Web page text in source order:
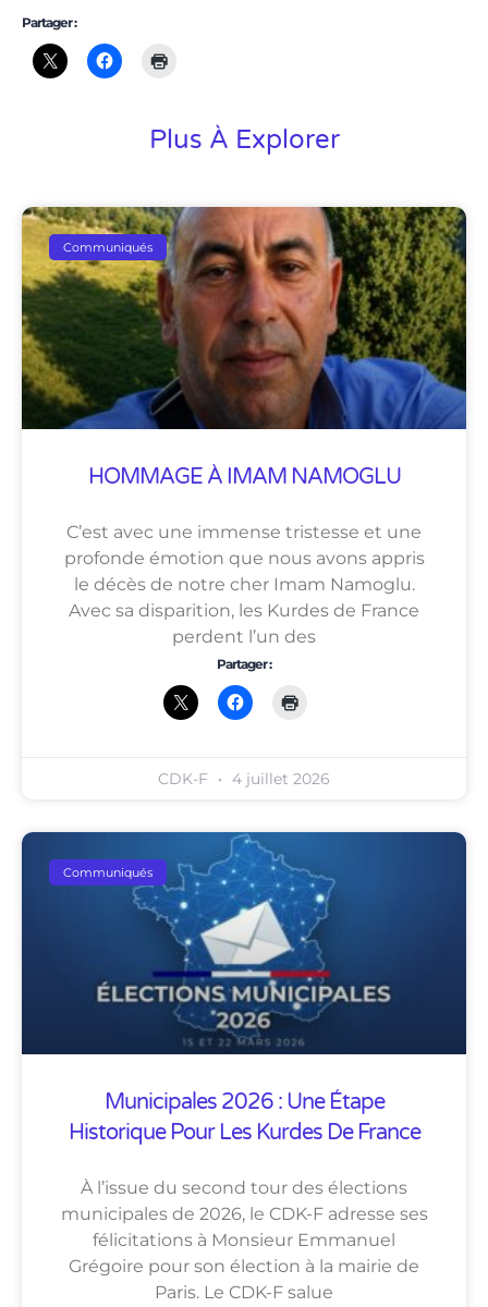
Partager :
Plus À Explorer
Communiqués
HOMMAGE À IMAM NAMOGLU
C’est avec une immense tristesse et une
profonde émotion que nous avons appris
le décès de notre cher Imam Namoglu.
Avec sa disparition, les Kurdes de France
perdent l’un des
Partager :
CDK-F 4 juillet 2026
Communiqués
Municipales 2026 : Une Étape
Historique Pour Les Kurdes De France
À l’issue du second tour des élections
municipales de 2026, le CDK-F adresse ses
félicitations à Monsieur Emmanuel
Grégoire pour son élection à la mairie de
Paris. Le CDK-F salue